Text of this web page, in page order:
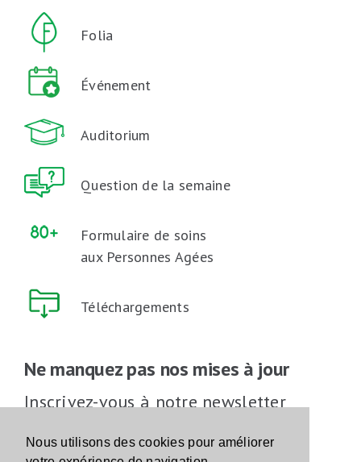
Nous utilisons des cookies pour améliorer
Folia
Événement
Auditorium
Question de la semaine
Formulaire de soins
aux Personnes Agées
Téléchargements
Ne manquez pas nos mises à jour
Inscrivez-vous à notre newsletter
Inscrivez-vous